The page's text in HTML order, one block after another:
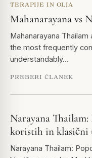
TERAPIJE IN OLJA
Mahanarayana vs
Mahanarayana
the most frequently
understandably…
PREBERI ČLANEK
Narayana
koristih in klasični
Narayana Thailam: